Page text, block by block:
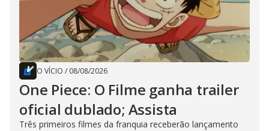
O VÍCIO / 08/08/2026
One Piece: O Filme ganha trailer
oficial dublado; Assista
Três primeiros filmes da franquia receberão lançamento